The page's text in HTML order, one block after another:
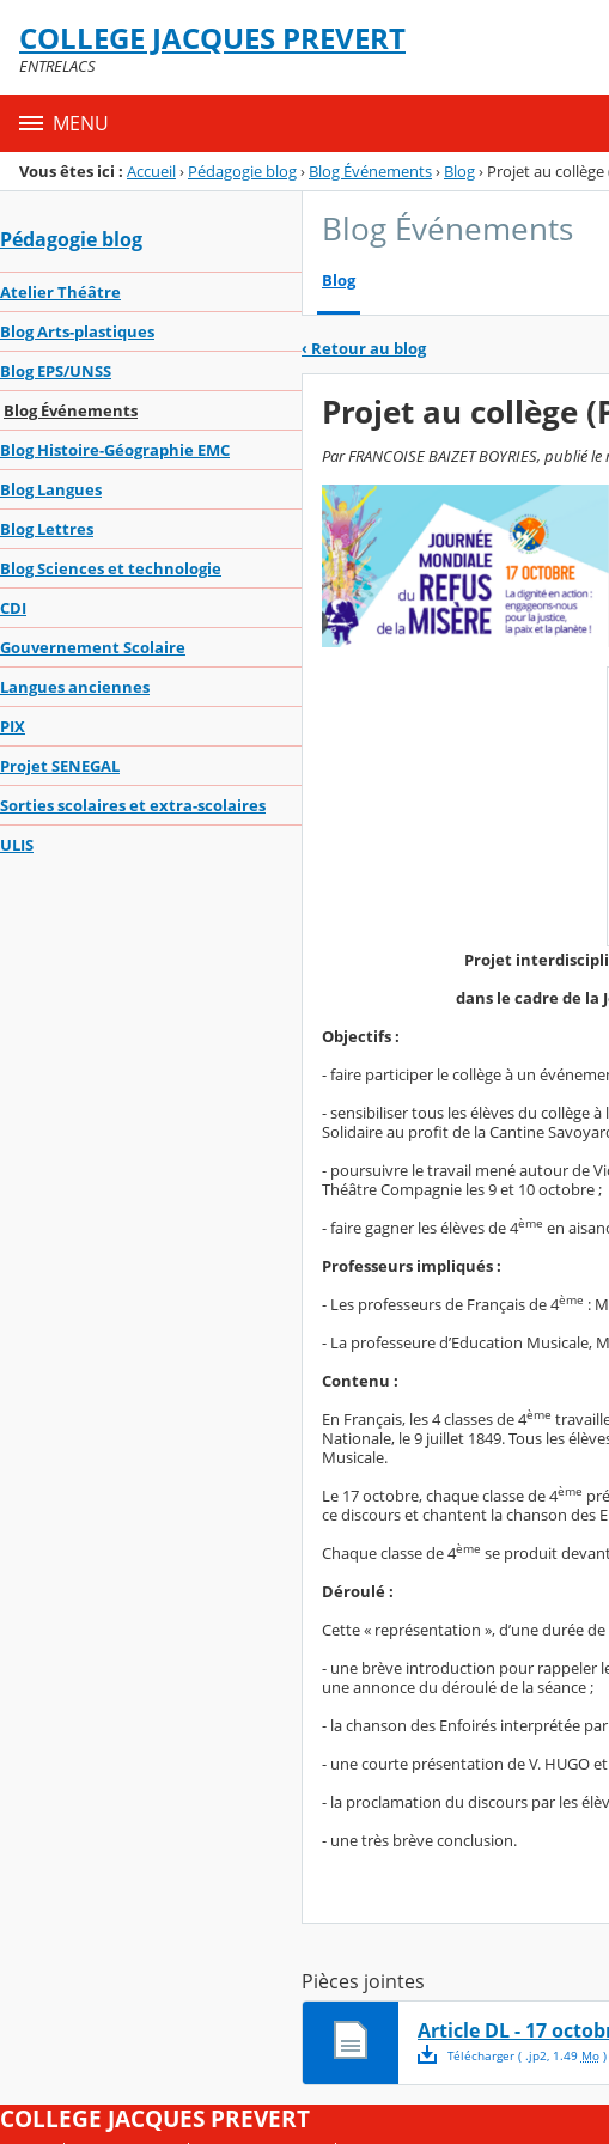
Menu de la rubrique
Contenu
COLLEGE JACQUES PREVERT
ENTRELACS
MENU
Vous êtes ici : Accueil› Pédagogie blog› Blog Événements› Blog› Projet au
Pédagogie blog
Atelier Théâtre
Blog Arts-plastiques
Blog EPS/UNSS
Blog Événements
Blog Histoire-Géographie EMC
Blog Langues
Blog Lettres
Blog Sciences et technologie
CDI
Gouvernement Scolaire
Langues anciennes
PIX
Projet SENEGAL
Sorties scolaires et extra-scolaires
ULIS
Blog Événements
Blog
‹ Retour au blog
Projet au collège
Par FRANCOISE BAIZET BOYRIES,
Projet
dans le cadre de la
Objectifs :
- faire participer le collège à un
- sensibiliser tous les élèves du collège
Solidaire au profit de la Cantine
- poursuivre le travail mené autour de
Théâtre Compagnie les 9 et 10 octobre ;
- faire gagner les élèves de 4ème en
Professeurs impliqués :
- Les professeurs de Français de 4ème :
- La professeure d’Education Musicale,
Contenu :
En Français, les 4 classes de 4ème
Nationale, le 9 juillet 1849. Tous les
Musicale.
Le 17 octobre, chaque classe de 4ème
ce discours et chantent la chanson des
Chaque classe de 4ème se produit
Déroulé :
Cette « représentation », d’une durée
- une brève introduction pour rappeler
une annonce du déroulé de la séance ;
- la chanson des Enfoirés interprétée
- une courte présentation de V. HUGO
- la proclamation du discours par les
- une très brève conclusion.
Pièces jointes
Article DL - 17
Télécharger( .jp2 1.49 Mo)
COLLEGE JACQUES PREVERT